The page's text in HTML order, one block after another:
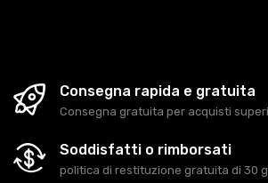
Consegna rapida e gratuita
Consegna gratuita per acquisti
Soddisfatti o rimborsati
politica di restituzione gratuita di 30